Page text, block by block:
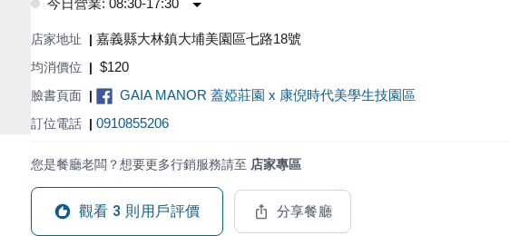
今日營業: 08:30-17:30
店家地址 | 嘉義縣大林鎮大埔美園區七路18號
均消價位 | $120
臉書頁面 | GAIA MANOR 蓋婭莊園 x 康倪時代美學生技園區
訂位電話 | 0910855206
您是餐廳老闆？想要更多行銷服務請至 店家專區
觀看 3 則用戶評價 分享餐廳